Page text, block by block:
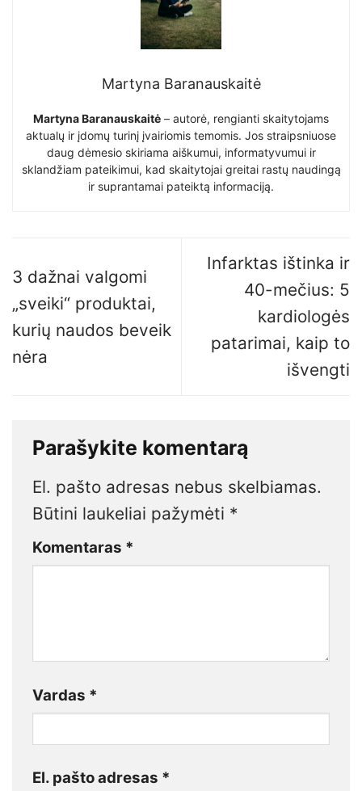
Martyna Baranauskaitė
Martyna Baranauskaitė – autorė, rengianti skaitytojams
aktualų ir įdomų turinį įvairiomis temomis. Jos straipsniuose
daug dėmesio skiriama aiškumui, informatyvumui ir
sklandžiam pateikimui, kad skaitytojai greitai rastų naudingą
ir suprantamai pateiktą informaciją.
3 dažnai valgomi
„sveiki“ produktai,
kurių naudos beveik
nėra
Infarktas ištinka ir
40-mečius: 5
kardiologės
patarimai, kaip to
išvengti
Parašykite komentarą
El. pašto adresas nebus skelbiamas.
Būtini laukeliai pažymėti *
Komentaras *
Vardas *
El. pašto adresas *